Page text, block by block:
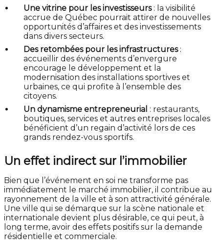
Une vitrine pour les investisseurs: la visibilité
accrue de Québec pourrait attirer de nouvelles
opportunités d’affaires et des investissements
dans divers secteurs.
Des retombées pour les infrastructures:
accueillir des événements d’envergure
encourage le développement et la
modernisation des installations sportives et
urbaines, ce qui profite à l’ensemble des
citoyens.
Un dynamisme entrepreneurial : restaurants,
boutiques, services et autres entreprises locales
bénéficient d’un regain d’activité lors de ces
grands rendez-vous sportifs.
Un effet indirect sur l’immobilier
Bien que l’événement en soi ne transforme pas
immédiatement le marché immobilier, il contribue au
rayonnement de la ville et à son attractivité générale.
Une ville qui se démarque sur la scène nationale et
internationale devient plus désirable, ce qui peut, à
long terme, avoir des effets positifs sur la demande
résidentielle et commerciale.